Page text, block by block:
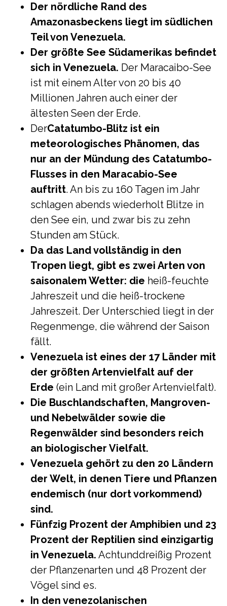
Der nördliche Rand des
Amazonasbeckens liegt im südlichen
Teil von Venezuela.
Der größte See Südamerikas befindet
sich in Venezuela. Der Maracaibo-See
ist mit einem Alter von 20 bis 40
Millionen Jahren auch einer der
ältesten Seen der Erde.
DerCatatumbo-Blitz ist ein
meteorologisches Phänomen, das
nur an der Mündung des Catatumbo-
Flusses in den Maracabio-See
auftritt. An bis zu 160 Tagen im Jahr
schlagen abends wiederholt Blitze in
den See ein, und zwar bis zu zehn
Stunden am Stück.
Da das Land vollständig in den
Tropen liegt, gibt es zwei Arten von
saisonalem Wetter: die heiß-feuchte
Jahreszeit und die heiß-trockene
Jahreszeit. Der Unterschied liegt in der
Regenmenge, die während der Saison
fällt.
Venezuela ist eines der 17 Länder mit
der größten Artenvielfalt auf der
Erde (ein Land mit großer Artenvielfalt).
Die Buschlandschaften, Mangroven-
und Nebelwälder sowie die
Regenwälder sind besonders reich
an biologischer Vielfalt.
Venezuela gehört zu den 20 Ländern
der Welt, in denen Tiere und Pflanzen
endemisch (nur dort vorkommend)
sind.
Fünfzig Prozent der Amphibien und 23
Prozent der Reptilien sind einzigartig
in Venezuela. Achtunddreißig Prozent
der Pflanzenarten und 48 Prozent der
Vögel sind es.
In den venezolanischen